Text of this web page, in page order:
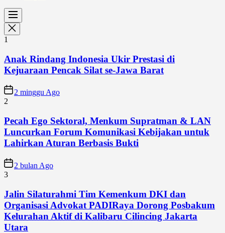
1
Anak Rindang Indonesia Ukir Prestasi di
Kejuaraan Pencak Silat se-Jawa Barat
2 minggu Ago
2
Pecah Ego Sektoral, Menkum Supratman & LAN
Luncurkan Forum Komunikasi Kebijakan untuk
Lahirkan Aturan Berbasis Bukti
2 bulan Ago
3
Jalin Silaturahmi Tim Kemenkum DKI dan
Organisasi Advokat PADIRaya Dorong Posbakum
Kelurahan Aktif di Kalibaru Cilincing Jakarta
Utara